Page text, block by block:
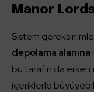
Manor
Sistem
depolama alanına
bu tarafın da
içeriklerle